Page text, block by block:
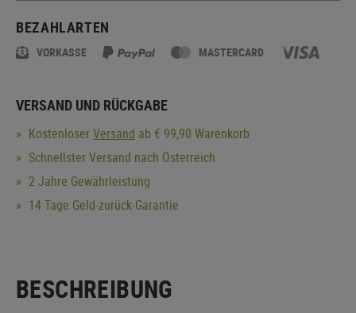
BEZAHLARTEN
VORKASSE MASTERCARD
VERSAND UND RÜCKGABE
KostenloserVersand ab € 99,90 Warenkorb
Schnellster Versand nach Österreich
2 Jahre Gewährleistung
14 Tage Geld-zurück-Garantie
BESCHREIBUNG